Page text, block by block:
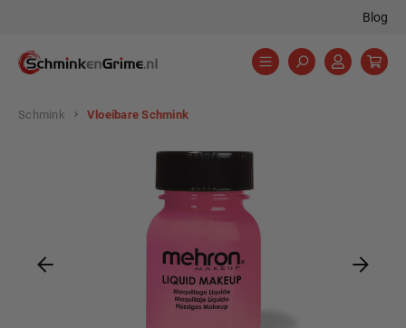
Blog
Schmink Vloeibare Schmink
Afbeeldingengalerij overslaan